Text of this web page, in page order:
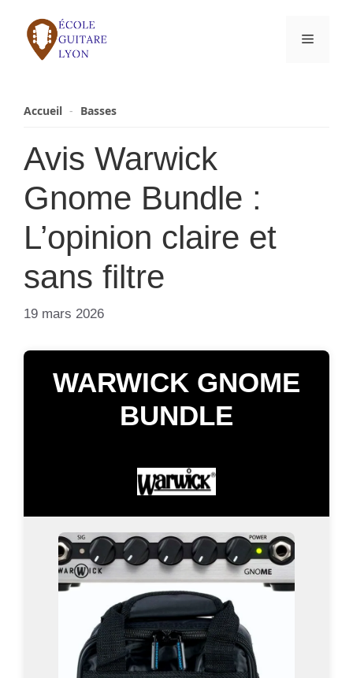
contenu
Menu
Accueil - Basses
Avis Warwick
Gnome Bundle :
L’opinion claire et
sans filtre
19 mars 2026
WARWICK GNOME
BUNDLE